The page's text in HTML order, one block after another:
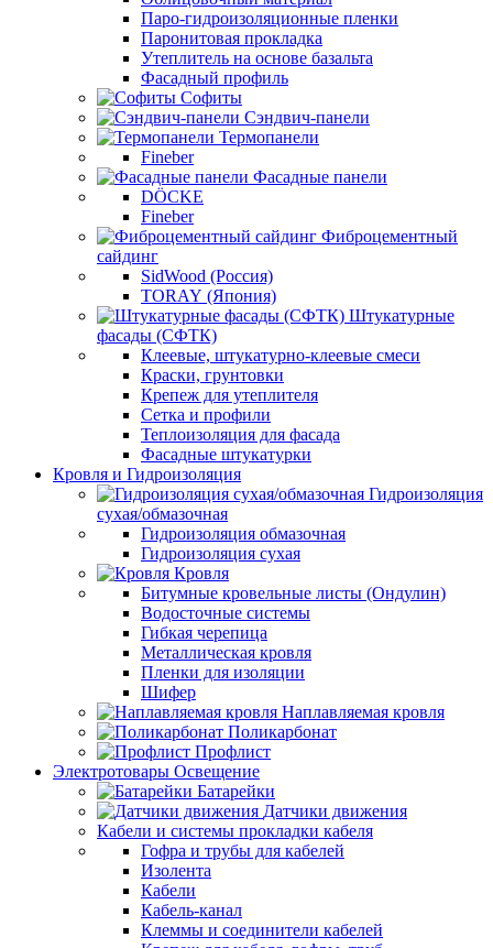
Паро-гидроизоляционные пленки
Паронитовая прокладка
Утеплитель на основе базальта
Фасадный профиль
Софиты
Сэндвич-панели
Термопанели
Fineber
Фасадные панели
DÖCKE
Fineber
Фиброцементный
сайдинг
SidWood (Россия)
TORAY (Япония)
Штукатурные
фасады (СФТК)
Клеевые, штукатурно-клеевые смеси
Краски, грунтовки
Крепеж для утеплителя
Сетка и профили
Теплоизоляция для фасада
Фасадные штукатурки
Кровля и Гидроизоляция
Гидроизоляция
сухая/обмазочная
Гидроизоляция обмазочная
Гидроизоляция сухая
Кровля
Битумные кровельные листы (Ондулин)
Водосточные системы
Гибкая черепица
Металлическая кровля
Пленки для изоляции
Шифер
Наплавляемая кровля
Поликарбонат
Профлист
Электротовары Освещение
Батарейки
Датчики движения
Кабели и системы прокладки кабеля
Гофра и трубы для кабелей
Изолента
Кабели
Кабель-канал
Клеммы и соединители кабелей